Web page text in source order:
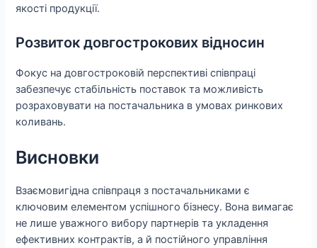
якості продукції.
Розвиток довгострокових відносин
Фокус на довгостроковій перспективі співпраці
забезпечує стабільність поставок та можливість
розраховувати на постачальника в умовах ринкових
коливань.
Висновки
Взаємовигідна співпраця з постачальниками є
ключовим елементом успішного бізнесу. Вона вимагає
не лише уважного вибору партнерів та укладення
ефективних контрактів, а й постійного управління